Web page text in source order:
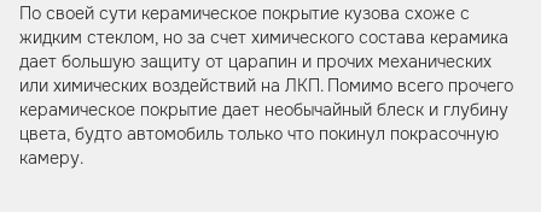
По своей сути керамическое покрытие кузова схоже с
жидким стеклом, но за счет химического состава керамика
дает большую защиту от царапин и прочих механических
или химических воздействий на ЛКП. Помимо всего прочего
керамическое покрытие дает необычайный блеск и глубину
цвета, будто автомобиль только что покинул покрасочную
камеру.